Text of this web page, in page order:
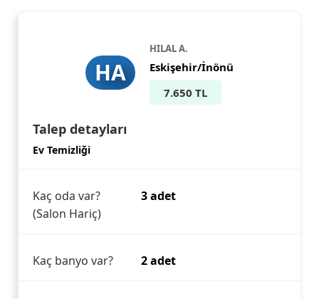
HA
HILAL A.
Eskişehir/İnönü
7.650 TL
Talep detayları
Ev Temizliği
Kaç oda var?
(Salon Hariç)
3 adet
Kaç banyo var? 2 adet